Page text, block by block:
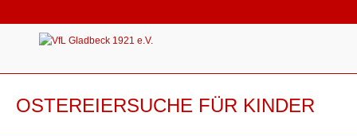
OSTEREIERSUCHE FÜR KINDER